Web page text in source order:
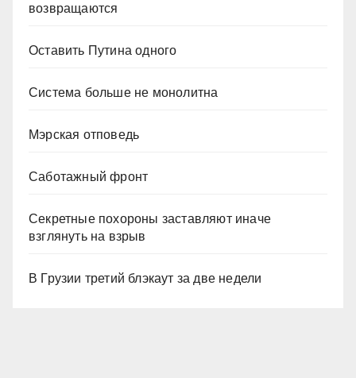
возвращаются
Оставить Путина одного
Система больше не монолитна
Мэрская отповедь
Саботажный фронт
Секретные похороны заставляют иначе
взглянуть на взрыв
В Грузии третий блэкаут за две недели